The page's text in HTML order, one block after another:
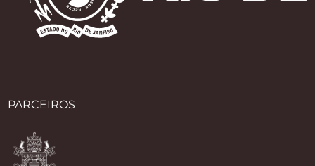
PARCEIROS